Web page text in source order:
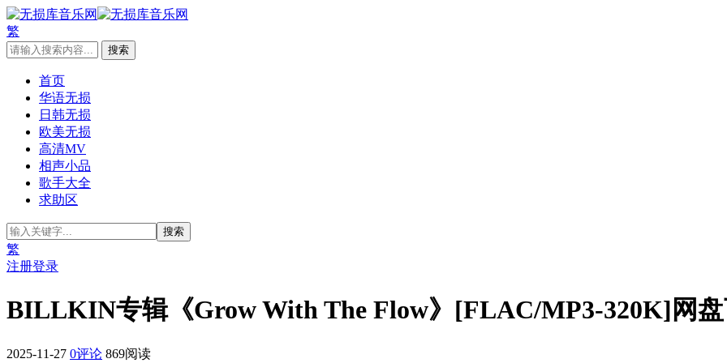
繁
首页
华语无损
日韩无损
欧美无损
高清MV
相声小品
歌手大全
求助区
繁
注册登录
BILLKIN专辑《Grow With The Flow》[FLAC/MP3-320K]网
2025-11-27 0评论 869阅读